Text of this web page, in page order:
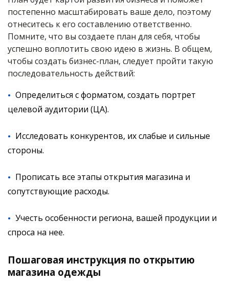
постепенно масштабировать ваше дело, поэтому
отнеситесь к его составлению ответственно.
Помните, что вы создаете план для себя, чтобы
успешно воплотить свою идею в жизнь. В общем,
чтобы создать бизнес-план, следует пройти такую
последовательность действий:
Определиться с форматом, создать портрет
целевой аудитории (ЦА).
Исследовать конкурентов, их слабые и сильные
стороны.
Прописать все этапы открытия магазина и
сопутствующие расходы.
Учесть особенности региона, вашей продукции и
спроса на нее.
Пошаговая инструкция по открытию
магазина одежды